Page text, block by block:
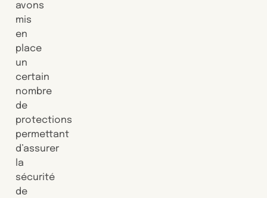
avons
mis
en
place
un
certain
nombre
de
protections
permettant
d’assurer
la
sécurité
de